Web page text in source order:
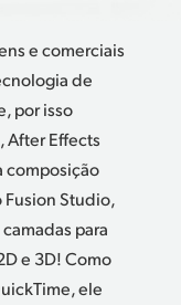
e comerciais
de
por isso
After Effects
composição
Studio,
para
e 3D! Como
ele